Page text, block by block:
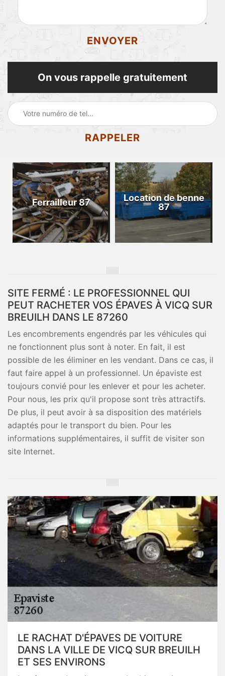
On vous rappelle gratuitement
Ferrailleur 87
Location de benne
87
SITE FERMÉ : LE PROFESSIONNEL QUI
PEUT RACHETER VOS ÉPAVES À VICQ SUR
BREUILH DANS LE 87260
Les encombrements engendrés par les véhicules qui
ne fonctionnent plus sont à noter. En fait, il est
possible de les éliminer en les vendant. Dans ce cas, il
faut faire appel à un professionnel. Un épaviste est
toujours convié pour les enlever et pour les acheter.
Pour nous, les prix qu'il propose sont très attractifs.
De plus, il peut avoir à sa disposition des matériels
adaptés pour le transport du bien. Pour les
informations supplémentaires, il suffit de visiter son
site Internet.
LE RACHAT D'ÉPAVES DE VOITURE
DANS LA VILLE DE VICQ SUR BREUILH
ET SES ENVIRONS